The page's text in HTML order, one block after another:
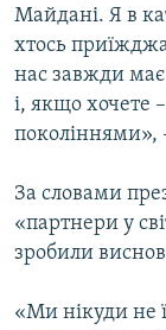
Майдані. Я в
хтось
нас завжди має
і, якщо хочете
поколіннями»,
За словами
«партнери у
зробили
«Ми нікуди не